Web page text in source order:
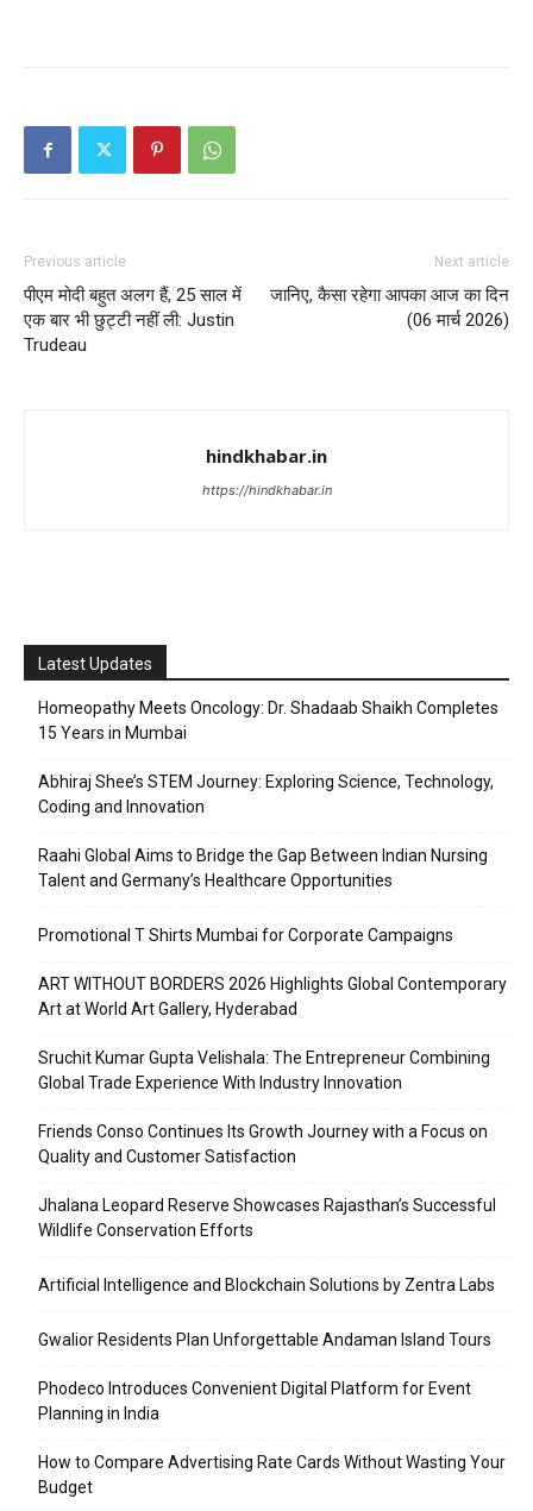
Previous article
पीएम मोदी बहुत अलग हैं, 25 साल में
एक बार भी छुट्टी नहीं ली: Justin
Trudeau
Next article
जानिए, कैसा रहेगा आपका आज का दिन
(06 मार्च 2026)
hindkhabar.in
https://hindkhabar.in
Latest Updates
Homeopathy Meets Oncology: Dr. Shadaab Shaikh Completes
15 Years in Mumbai
Abhiraj Shee’s STEM Journey: Exploring Science, Technology,
Coding and Innovation
Raahi Global Aims to Bridge the Gap Between Indian Nursing
Talent and Germany’s Healthcare Opportunities
Promotional T Shirts Mumbai for Corporate Campaigns
ART WITHOUT BORDERS 2026 Highlights Global Contemporary
Art at World Art Gallery, Hyderabad
Sruchit Kumar Gupta Velishala: The Entrepreneur Combining
Global Trade Experience With Industry Innovation
Friends Conso Continues Its Growth Journey with a Focus on
Quality and Customer Satisfaction
Jhalana Leopard Reserve Showcases Rajasthan’s Successful
Wildlife Conservation Efforts
Artificial Intelligence and Blockchain Solutions by Zentra Labs
Gwalior Residents Plan Unforgettable Andaman Island Tours
Phodeco Introduces Convenient Digital Platform for Event
Planning in India
How to Compare Advertising Rate Cards Without Wasting Your
Budget